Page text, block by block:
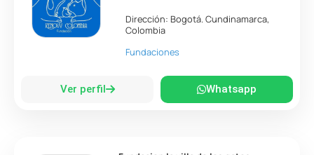
Dirección: Bogotá.Cundinamarca,
Colombia
Fundaciones
Ver perfil Whatsapp